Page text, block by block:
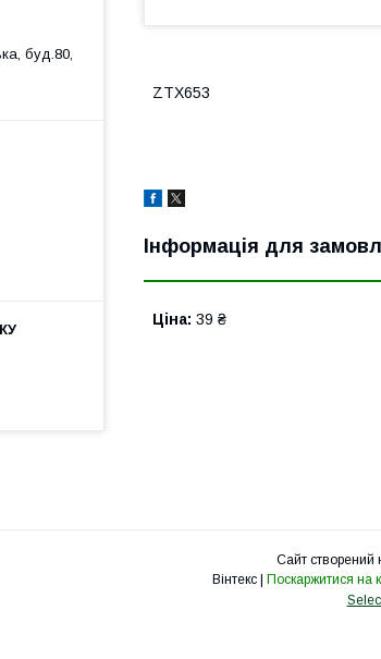
ZTX653
Інформація для
Ціна: 39 ₴
буд.80,
Сайт створений
Поскаржитися на